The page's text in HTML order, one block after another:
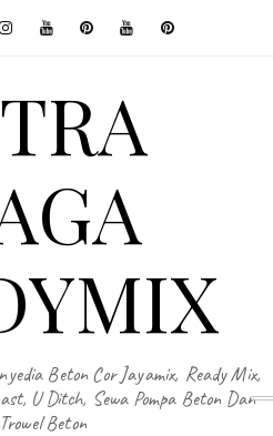
Beton Cor Jayamix, Ready Mix,
U Ditch, Sewa Pompa Beton Dan
Beton